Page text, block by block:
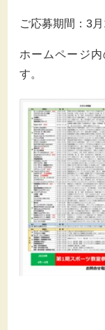
ご応募期間：3
ホームページ
す。